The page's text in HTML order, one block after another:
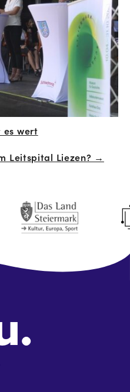
es wert
Leitspital Liezen? →